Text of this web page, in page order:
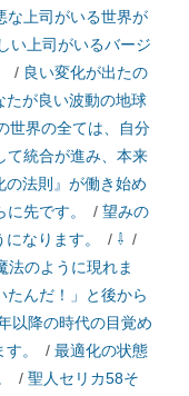
な上司がいる世界が
い上司がいるバージ
/ 良い変化が出たの
たが良い波動の地球
世界の全ては、自分
て統合が進み、本来
法則』が働き始め
先です。 / 望みの
なります。
/ ⇩ /
法のように現れま
たんだ！」と後から
以降の時代の目覚め
。
/ 最適化の状態
/ 聖人セリカ58そ